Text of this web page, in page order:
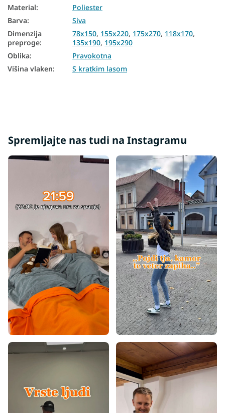
Material:
Poliester
Barva:
Siva
Dimenzija
preproge:
78x150, 155x220, 175x270, 118x170,
135x190, 195x290
Oblika:
Pravokotna
Višina vlaken: S kratkim lasom
Spremljajte nas tudi na Instagramu